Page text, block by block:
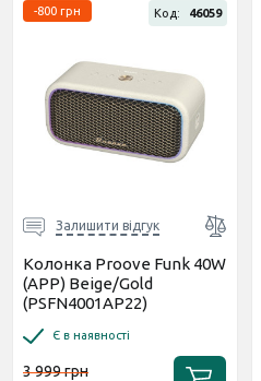
Код: 46059
-800 грн
Залишити відгук
Колонка Proove Funk 40W
(APP) Beige/Gold
(PSFN4001AP22)
Є в наявності
3 999 грн